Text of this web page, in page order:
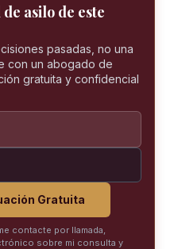
asilo de este
pasadas, no una
con un abogado de
gratuita y confidencial
Gratuita
contacte por llamada,
sobre mi consulta y